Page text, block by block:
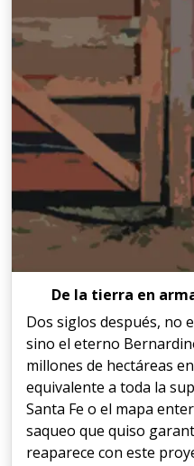
De la tierra en
Dos siglos después, no
sino el eterno
millones de hectáreas
equivalente a toda la
Santa Fe o el mapa
saqueo que quiso
reaparece con este